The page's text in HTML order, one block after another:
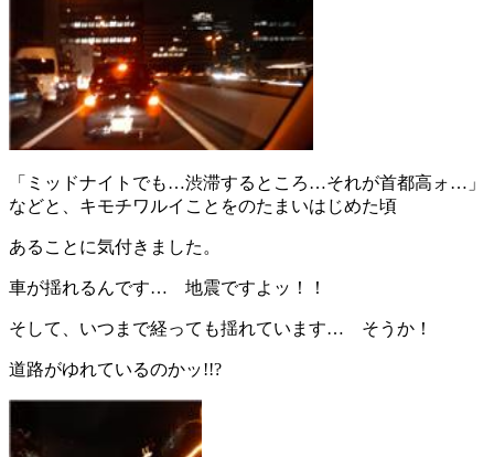
「ミッドナイトでも…渋滞するところ…それが首都高ォ…」
などと、キモチワルイことをのたまいはじめた頃
あることに気付きました。
車が揺れるんです… 地震ですよッ！！
そして、いつまで経っても揺れています… そうか！
道路がゆれているのかッ!!?